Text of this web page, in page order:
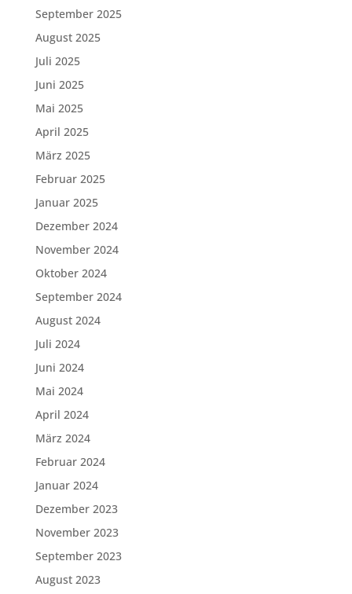
September 2025
August 2025
Juli 2025
Juni 2025
Mai 2025
April 2025
März 2025
Februar 2025
Januar 2025
Dezember 2024
November 2024
Oktober 2024
September 2024
August 2024
Juli 2024
Juni 2024
Mai 2024
April 2024
März 2024
Februar 2024
Januar 2024
Dezember 2023
November 2023
September 2023
August 2023